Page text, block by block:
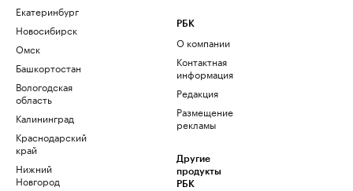
Екатеринбург
Новосибирск
Омск
Башкортостан
Вологодская
область
Калининград
Краснодарский
край
Нижний
Новгород
РБК
О компании
Контактная
информация
Редакция
Размещение
рекламы
Другие
продукты
РБК